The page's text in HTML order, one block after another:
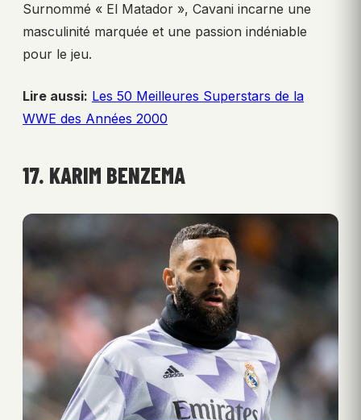
Surnommé « El Matador », Cavani incarne une
masculinité marquée et une passion indéniable
pour le jeu.
Lire aussi: Les 50 Meilleures Superstars de la
WWE des Années 2000
17. KARIM BENZEMA